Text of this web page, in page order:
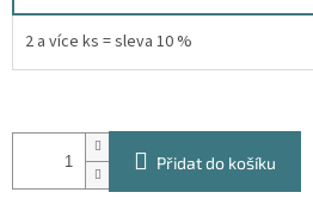
2 a více ks = sleva 10 %
Přidat do košíku